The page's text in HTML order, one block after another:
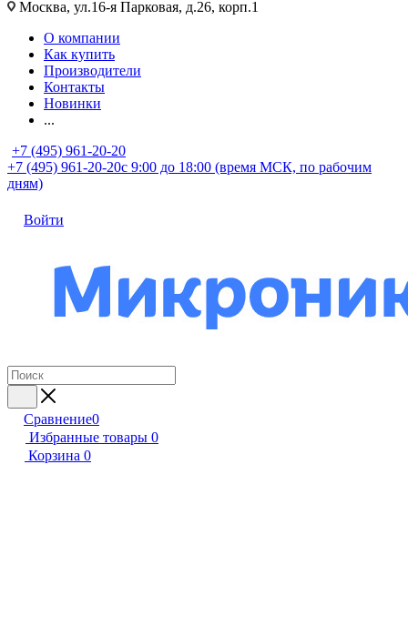
Москва, ул.16-я Парковая, д.26, корп.1
О компании
Как купить
Производители
Контакты
Новинки
...
+7 (495) 961-20-20
+7 (495) 961-20-20с 9:00 до 18:00 (время МСК, по рабочим
дням)
Войти
Сравнение0
Избранные товары 0
Корзина 0